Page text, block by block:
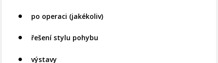
po operaci (jakékoliv)
řešení stylu pohybu
výstavy